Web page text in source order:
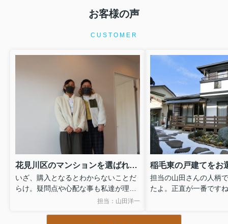
お客様の声
CUSTOMER
花見川区のマンションを選ばれましたＴ様
いざ、購入となるとわからないことだ
らけ。疑問点や心配な事も私達が理解
できるよう丁寧に時間をかけてゆっく
担当：山田洋一
担当の山田さんの人柄
たよ。正直が一番です